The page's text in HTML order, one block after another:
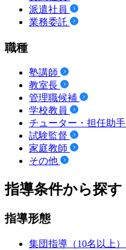
派遣社員
業務委託
職種
塾講師
教室長
管理職候補
学校教員
チューター・担任助手
試験監督
家庭教師
その他
指導条件から探す
指導形態
集団指導（10名以上）